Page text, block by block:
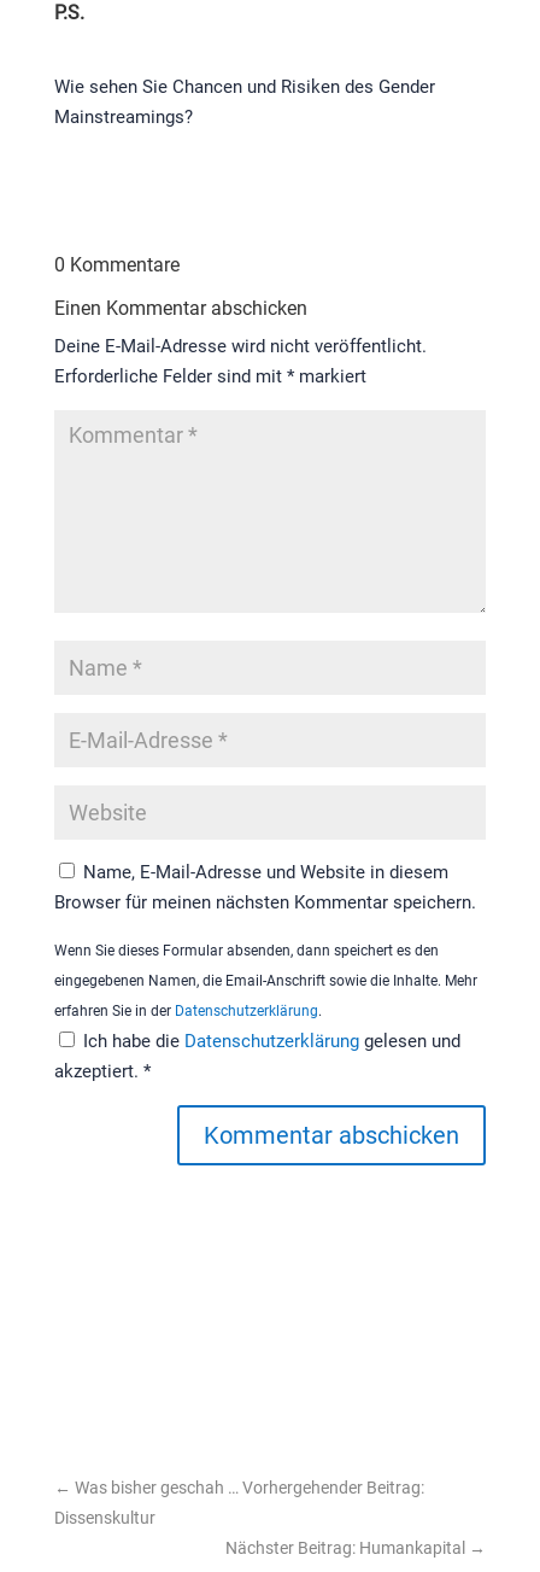
P.S.
Wie sehen Sie Chancen und Risiken des Gender
Mainstreamings?
0 Kommentare
Einen Kommentar abschicken
Deine E-Mail-Adresse wird nicht veröffentlicht.
Erforderliche Felder sind mit *markiert
Name, E-Mail-Adresse und Website in diesem
Browser für meinen nächsten Kommentar speichern.
Wenn Sie dieses Formular absenden, dann speichert es den
eingegebenen Namen, die Email-Anschrift sowie die Inhalte. Mehr
erfahren Sie in der Datenschutzerklärung.
Ich habe die Datenschutzerklärung gelesen und
akzeptiert. *
Kommentar abschicken
← Was bisher geschah … Vorhergehender Beitrag:
Dissenskultur
Nächster Beitrag: Humankapital
→